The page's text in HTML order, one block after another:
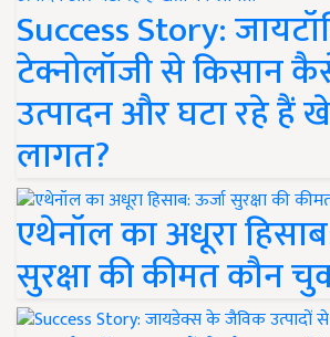
Success Story:
टेक्नोलॉजी से किसान
उत्पादन और घटा रहे हैं
लागत?
एथेनॉल का अधूरा
सुरक्षा की कीमत कौन